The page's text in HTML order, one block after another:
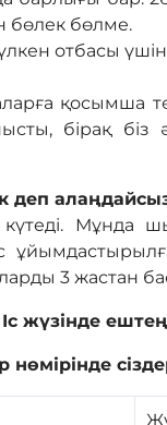
бөлек бөлме.
отбасы
қосымша
бірақ
деп
күтеді.
3 жастан
жүзінде